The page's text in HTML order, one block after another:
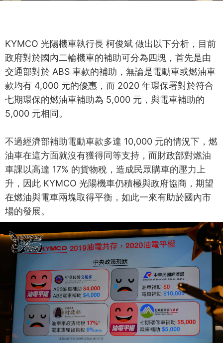
KYMCO 光陽機車執行長 柯俊斌 做出以下分析，目前
政府對於國內二輪機車的補助可分為四塊，首先是由
交通部對於 ABS 車款的補助，無論是電動車或燃油車
款均有 4,000 元的優惠，而 2020 年環保署對於符合
七期環保的燃油車補助為 5,000 元，與電車補助的
5,000 元相同。
不過經濟部補助電動車款多達 10,000 元的情況下，燃
油車在這方面就沒有獲得同等支持，而財政部對燃油
車課以高達 17% 的貨物稅，造成民眾購車的壓力上
升，因此 KYMCO 光陽機車仍積極與政府協商，期望
在燃油與電車兩塊取得平衡，如此一來有助於國內市
場的發展。